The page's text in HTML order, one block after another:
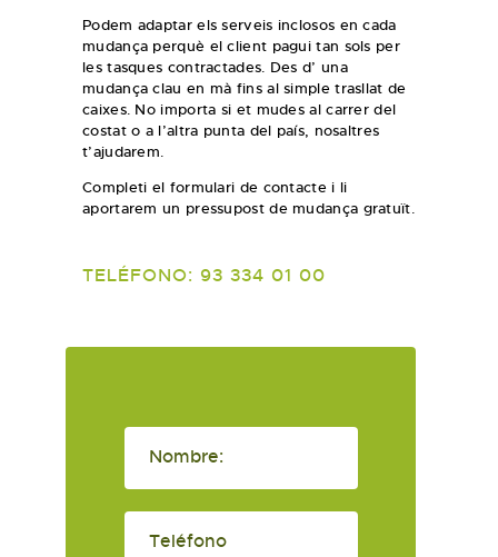
Podem adaptar els serveis inclosos en cada
mudança perquè el client pagui tan sols per
les tasques contractades. Des d’ una
mudança clau en mà fins al simple trasllat de
caixes. No importa si et mudes al carrer del
costat o a l’altra punta del país, nosaltres
t’ajudarem.
Completi el formulari de contacte i li
aportarem un pressupost de mudança gratuït.
TELÉFONO: 93 334 01 00